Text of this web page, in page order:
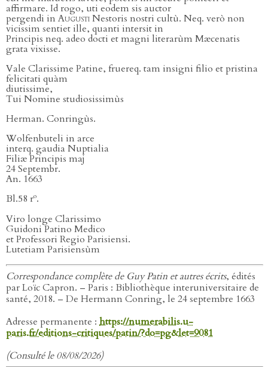
affirmare. Id rogo, uti eodem sis auctor
pergendi in AugustiNestoris nostri cultù. Neq. verò non
vicissim sentiet ille, quanti intersit in
Principis neq. adeo docti et magni literarùm Mæcenatis
grata vixisse.
Vale Clarissime Patine, fruereq. tam insigni filio et pristina
felicitati quàm
diutissime,
Tui Nomine studiosissimùs
Herman. Conringùs.
Wolfenbuteli in arce
interq. gaudia Nuptialia
Filiæ Principis maj
24 Septembr.
An. 1663
Bl.58 ro.
Viro longe Clarissimo
Guidoni Patino Medico
et Professori Regio Parisiensi.
Lutetiam Parisiensùm
Correspondance complète de Guy Patin et autres écrits, édités
par Loïc Capron. – Paris : Bibliothèque interuniversitaire de
santé, 2018. – De Hermann Conring, le 24 septembre 1663
Adresse permanente : https://numerabilis.u-
paris.fr/editions-critiques/patin/?do=pg&let=9081
(Consulté le 08/08/2026)